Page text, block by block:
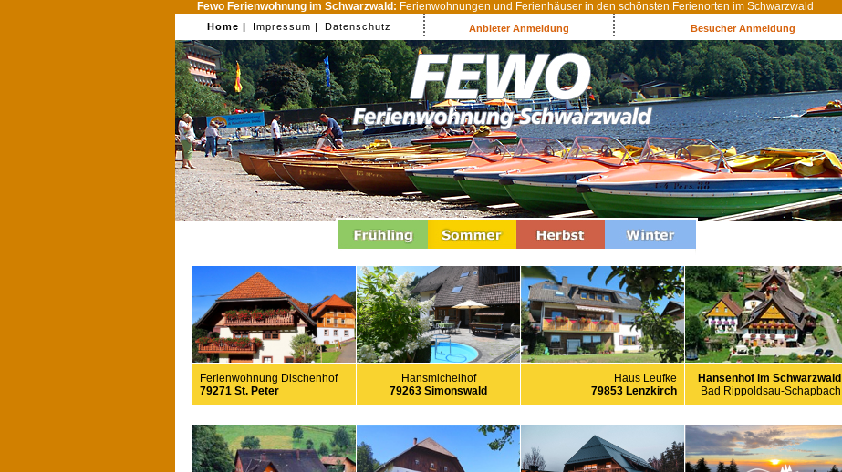
Fewo Ferienwohnung im Schwarzwald: Ferienwohnungen und Ferienhäuser in den schönsten Ferienorten im Schwarzwald
Home | Impressum | Datenschutz Anbieter Anmeldung Besucher Anmeldung
Ferienwohnung Dischenhof
79271 St. Peter
Hansmichelhof
79263 Simonswald
Haus Leufke
79853 Lenzkirch
Hansenhof im Schwarzwald
Bad Rippoldsau-Schapbach